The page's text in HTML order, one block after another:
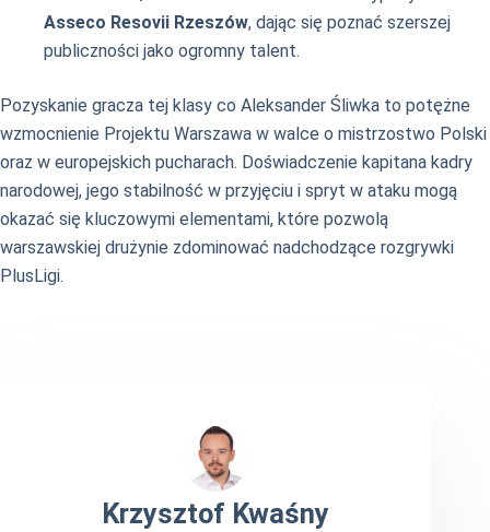
Asseco Resovii Rzeszów, dając się poznać szerszej
publiczności jako ogromny talent.
Pozyskanie gracza tej klasy co Aleksander Śliwka to potężne
wzmocnienie Projektu Warszawa w walce o mistrzostwo Polski
oraz w europejskich pucharach. Doświadczenie kapitana kadry
narodowej, jego stabilność w przyjęciu i spryt w ataku mogą
okazać się kluczowymi elementami, które pozwolą
warszawskiej drużynie zdominować nadchodzące rozgrywki
PlusLigi.
Krzysztof Kwaśny